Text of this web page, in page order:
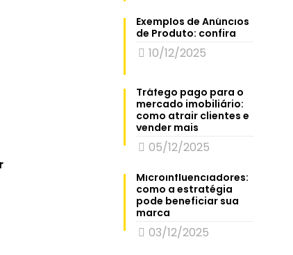
Exemplos de Anúncios
de Produto: confira
10/12/2025
Tráfego pago para o
mercado imobiliário:
como atrair clientes e
vender mais
05/12/2025
Microinfluenciadores:
como a estratégia
pode beneficiar sua
marca
03/12/2025